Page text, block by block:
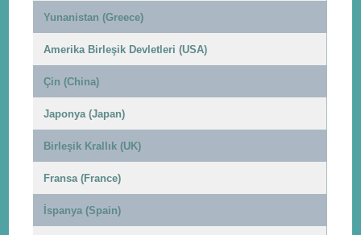
Yunanistan (Greece)
Amerika Birleşik Devletleri (USA)
Çin (China)
Japonya (Japan)
Birleşik Krallık (UK)
Fransa (France)
İspanya (Spain)